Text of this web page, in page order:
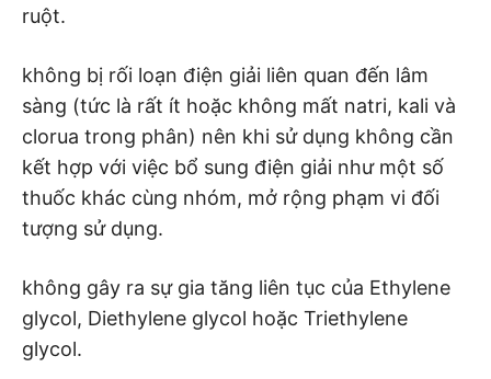
ruột.
không bị rối loạn điện giải liên quan đến lâm
sàng (tức là rất ít hoặc không mất natri, kali và
clorua trong phân) nên khi sử dụng không cần
kết hợp với việc bổ sung điện giải như một số
thuốc khác cùng nhóm, mở rộng phạm vi đối
tượng sử dụng.
không gây ra sự gia tăng liên tục của Ethylene
glycol, Diethylene glycol hoặc Triethylene
glycol.